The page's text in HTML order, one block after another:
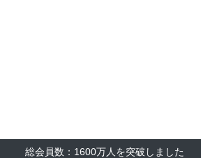
総会員数：1600万人を突破しました